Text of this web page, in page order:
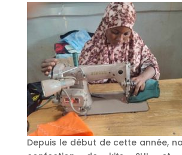
Depuis le début de cette année,